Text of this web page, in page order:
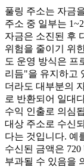
풀링 주소는 자금
주소 중 일부는
자금은 소진된 후
위험을 줄이기 위
도 운영 방식은 프
리듬"을 유지하고
더라도 대부분의
로 반환되어 일대
수익 인출로 의심
대상 주소로 수신
다는 것입니다. 예
수신된 금액은
부과될 수 있음을